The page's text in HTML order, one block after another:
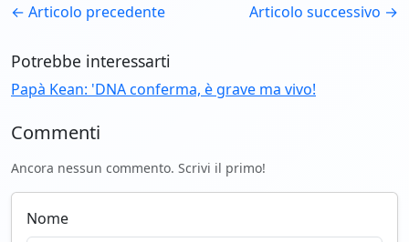
← Articolo precedente Articolo successivo →
Potrebbe interessarti
Papà Kean: 'DNA conferma, è grave ma vivo!
Commenti
Ancora nessun commento. Scrivi il primo!
Nome